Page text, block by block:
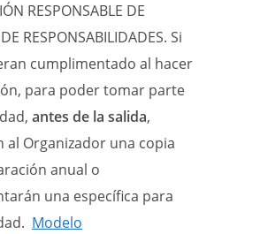
RESPONSABLE DE
RESPONSABILIDADES. Si
cumplimentado al hacer
para poder tomar parte
antes de la salida,
al Organizador una copia
anual o
una específica para
Modelo